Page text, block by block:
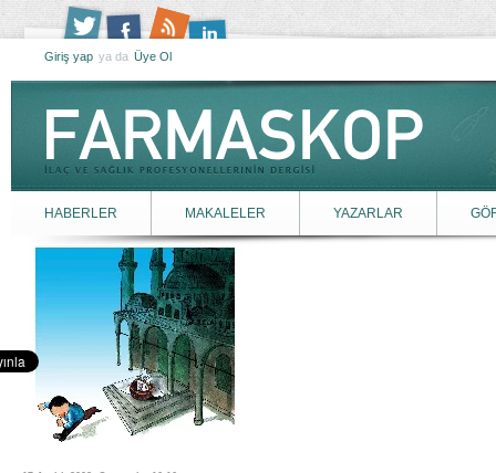
Giriş yap ya da Üye Ol
HABERLER MAKALELER YAZARLAR